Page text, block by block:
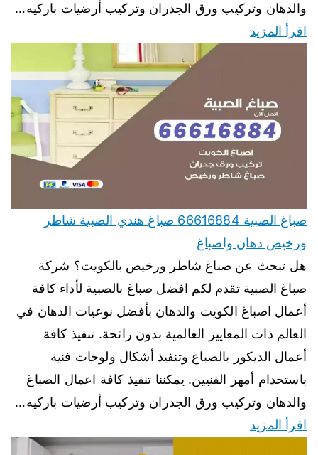
والدهان وتركيب ورق الجدران وتركيب أرضيات باركيه…
اقرأ المزيد
صباغ الصبية 66616884 صباغ هندي الصبية شاطر
ورخيص دهان واصباغ
هل تبحث عن صباغ شاطر ورخيص بالكويت؟ شركة
صباغ الصبية تقدم لكم افضل صباغ بالصبية لأداء كافة
أعمال اصباغ الكويت والدهان بأفضل نوعيات الدهان في
العالم ذات المعايير العالمية بدون رائحة. تنفيذ كافة
أعمال الديكور بالصباغ وتنفيذ أشكال ولوحات فنية
باستخدام أمهر الفنيين. يمكننا تنفيذ كافة اعمال الصباغ
والدهان وتركيب ورق الجدران وتركيب أرضيات باركيه…
اقرأ المزيد